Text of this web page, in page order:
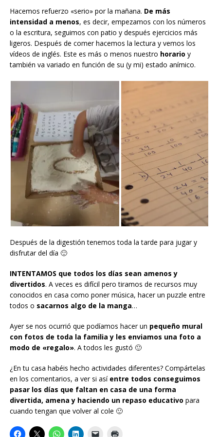
Hacemos refuerzo «serio» por la mañana. De más
intensidad a menos, es decir, empezamos con los números
o la escritura, seguimos con patio y después ejercicios más
ligeros. Después de comer hacemos la lectura y vemos los
vídeos de inglés. Este es más o menos nuestro horario y
también va variado en función de su (y mi) estado anímico.
Después de la digestión tenemos toda la tarde para jugar y
disfrutar del día 🙂
INTENTAMOS que todos los días sean amenos y
divertidos. A veces es difícil pero tiramos de recursos muy
conocidos en casa como poner música, hacer un puzzle entre
todos o sacarnos algo de la manga…
Ayer se nos ocurrió que podíamos hacer un pequeño mural
con fotos de toda la familia y les enviamos una foto a
modo de «regalo». A todos les gustó 🙂
¿En tu casa habéis hecho actividades diferentes? Compártelas
en los comentarios, a ver si asíentre todos conseguimos
pasar los días que faltan en casa de una forma
divertida, amena y haciendo un repaso educativo para
cuando tengan que volver al cole 🙂